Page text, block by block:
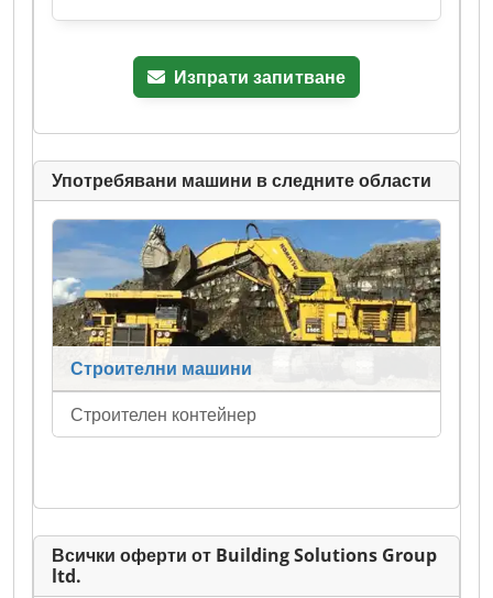
Изпрати запитване
Употребявани машини в следните области
Строителни машини
Строителен контейнер
Всички оферти от Building Solutions Group
ltd.